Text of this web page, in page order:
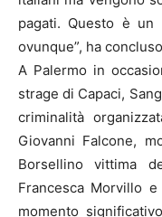
pagati. Questo è un
ovunque”, ha
A Palermo in
strage di Capaci,
criminalità
Giovanni Falcone,
Borsellino vittima
Francesca Morvillo
momento